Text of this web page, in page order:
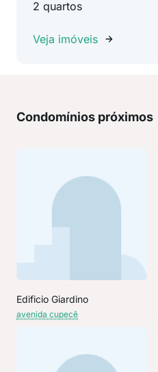
2 quartos
Veja imóveis
Condomínios próximos
Edificio Giardino
avenida cupecê